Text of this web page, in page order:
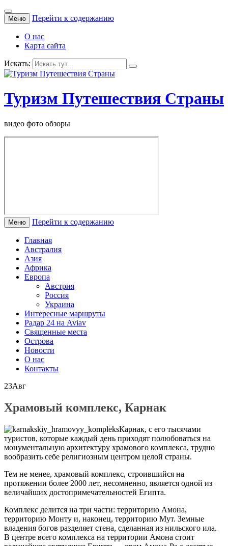
Меню Перейти к содержанию
О нас
Карта сайта
Искать:
Туризм Путешествия Страны
видео фото обзоры
Меню Перейти к содержанию
Главная
Австралия
Азия
Африка
Европа
Австрия
Россия
Украина
Интересные маршруты
Радар 24 на Aviav
Священные места
Острова
Новости
О нас
Контакты
23Авг
Храмовый комплекс, Карнак
Карнак, с его тысячами
туристов, которые каждый день приходят полюбоваться на
монументальную архитектуру храмового комплекса, трудно
вообразить себе религиозным центром целой страны.
Тем не менее, храмовый комплекс, строившийся на
протяжении более 2000 лет, несомненно, является одной из
величайших достопримечательностей Египта.
Комплекс делится на три части: территорию Амона,
территорию Монту и, наконец, территорию Мут. Земные
владения богов разделяет стена, сделанная из нильского ила.
В центре всего комплекса на территории Амона стоит